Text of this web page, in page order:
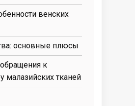
венских
основные плюсы
к
малазийских тканей